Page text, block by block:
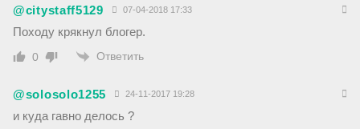
@citystaff5129 07-04-2018 17:33
Походу крякнул блогер.
0 Ответить
@solosolo1255 24-11-2017 19:28
и куда гавно делось ?